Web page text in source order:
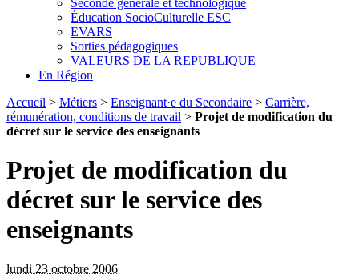
Éducation SocioCulturelle ESC
EVARS
Sorties pédagogiques
VALEURS DE LA REPUBLIQUE
En Région
Accueil > Métiers > Enseignant·e du Secondaire > Carrière,
rémunération, conditions de travail > Projet de modification du
décret sur le service des enseignants
Projet de modification du
décret sur le service des
enseignants
lundi 23 octobre 2006